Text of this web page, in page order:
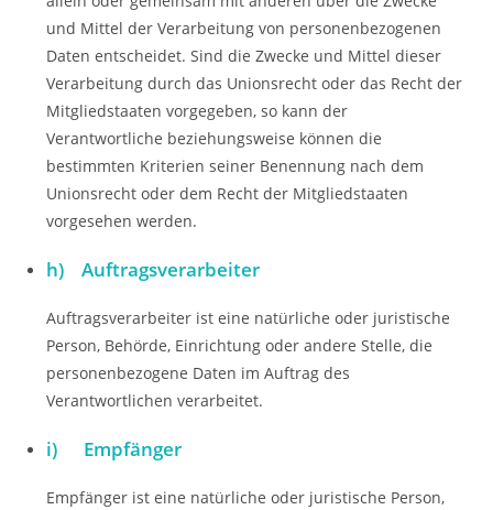
und Mittel der Verarbeitung von personenbezogenen
Daten entscheidet. Sind die Zwecke und Mittel dieser
Verarbeitung durch das Unionsrecht oder das Recht der
Mitgliedstaaten vorgegeben, so kann der
Verantwortliche beziehungsweise können die
bestimmten Kriterien seiner Benennung nach dem
Unionsrecht oder dem Recht der Mitgliedstaaten
vorgesehen werden.
h) Auftragsverarbeiter
Auftragsverarbeiter ist eine natürliche oder juristische
Person, Behörde, Einrichtung oder andere Stelle, die
personenbezogene Daten im Auftrag des
Verantwortlichen verarbeitet.
i) Empfänger
Empfänger ist eine natürliche oder juristische Person,